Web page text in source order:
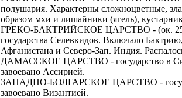
ПРОЦЕСС
приглашение от
работодателем
Лицензия по
ВОЗМОЖНО
ЗАДАЧИ
Доставлять клиентам
Подписывать
картами банка.
В ходе консультации
полушария. Характерны сложноцветные,
образом мхи и лишайники (ягель),
ГРЕКО-БАКТРИЙСКОЕ ЦАРСТВО - (ок. 250 -
государства Селевкидов. Включало
Афганистана и Северо-Зап. Индия.
ДАМАССКОЕ ЦАРСТВО - государство в
завоевано Ассирией.
ЗАПАДНО-БОЛГАРСКОЕ ЦАРСТВО -
завоевано Византией.